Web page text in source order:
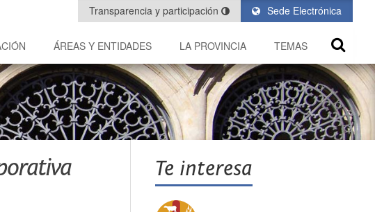
Sede Electrónica
Transparencia y participación
ÁREAS Y ENTIDADES LA PROVINCIA TEMAS
Te interesa